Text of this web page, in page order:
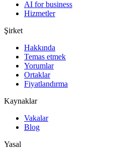
AI for business
Hizmetler
Şirket
Hakkında
Temas etmek
Yorumlar
Ortaklar
Fiyatlandırma
Kaynaklar
Vakalar
Blog
Yasal